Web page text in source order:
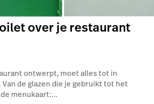
over je restaurant
ontwerpt, moet alles tot in
de glazen die je gebruikt tot het
menukaart:...